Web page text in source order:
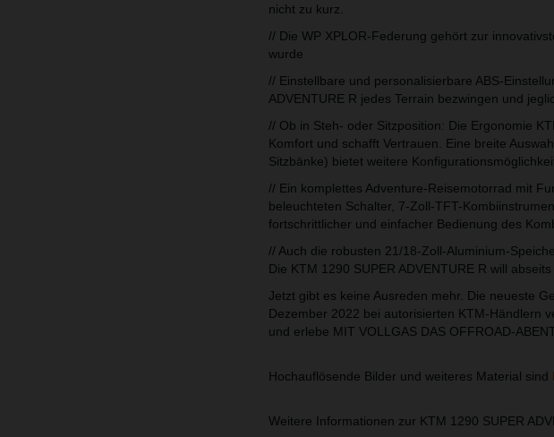
nicht zu kurz.
// Die WP XPLOR-Federung gehört zur
wurde
// Einstellbare und personalisierbare ABS-
ADVENTURE R jedes Terrain bezwingen und
// Ob in Steh- oder Sitzposition: Die Ergonomie
Komfort und schafft Vertrauen. Eine breite
Sitzbänke) bietet weitere
// Ein komplettes Adventure-Reisemotorrad mit
beleuchteten Schalter, 7-Zoll-TFT-
fortschrittlicher und einfacher Bedienung des
// Auch die robusten 21/18-Zoll-Aluminium-
Die KTM 1290 SUPER ADVENTURE R will
Jetzt gibt es keine Ausreden mehr. Die neueste
Dezember 2022 bei autorisierten KTM-Händlern
und erlebe MIT VOLLGAS DAS OFFROAD-
Hochauflösende Bilder und weiteres Material sind
Weitere Informationen zur KTM 1290 SUPER